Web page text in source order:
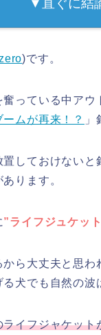
)です。
っている中ア
ームが再来！？ 」
しておけない
ります。
”ライフジュケッ
ら大丈夫と思
犬でも自然の波
ライフジャケット